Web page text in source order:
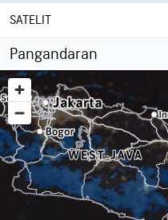
SATELIT
Pangandaran